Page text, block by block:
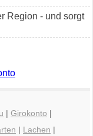
Region - und sorgt
| Girokonto |
| Lachen |